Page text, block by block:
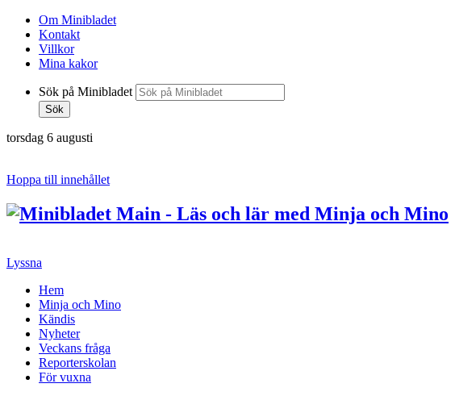
Om Minibladet
Kontakt
Villkor
Mina kakor
Sök på Minibladet
Sök
torsdag 6 augusti
Hoppa till innehållet
Lyssna
Hem
Minja och Mino
Kändis
Nyheter
Veckans fråga
Reporterskolan
För vuxna